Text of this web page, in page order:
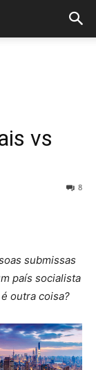
vs
8
submissas
país socialista
outra coisa?